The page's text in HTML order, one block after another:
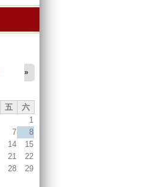
»
五
六
1
7
8
14
15
21
22
28
29